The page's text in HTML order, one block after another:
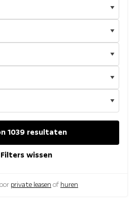
Filters wissen
1039 resultaten
private leasen of huren